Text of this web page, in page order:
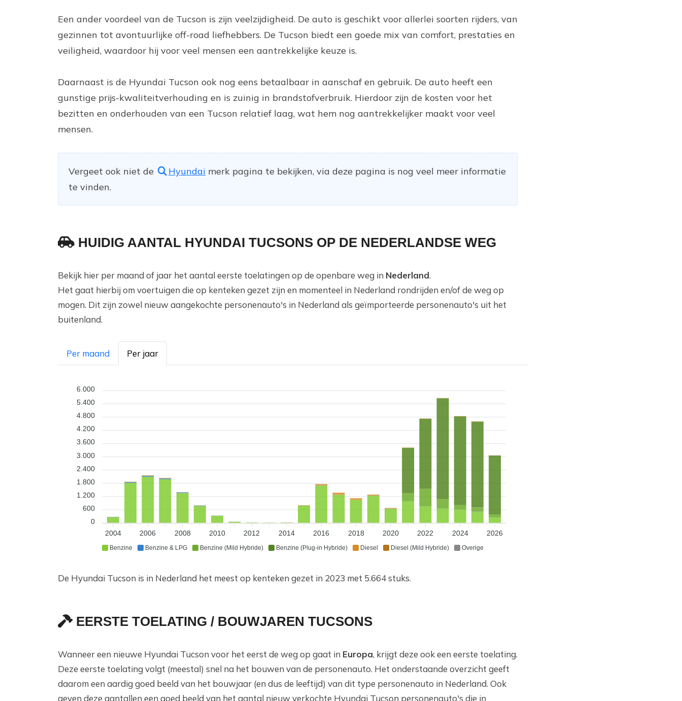
Een ander voordeel van de Tucson is zijn veelzijdigheid. De auto is geschikt voor allerlei soorten rijders, van
gezinnen tot avontuurlijke off-road liefhebbers. De Tucson biedt een goede mix van comfort, prestaties en
veiligheid, waardoor hij voor veel mensen een aantrekkelijke keuze is.
Daarnaast is de Hyundai Tucson ook nog eens betaalbaar in aanschaf en gebruik. De auto heeft een
gunstige prijs-kwaliteitverhouding en is zuinig in brandstofverbruik. Hierdoor zijn de kosten voor het
bezitten en onderhouden van een Tucson relatief laag, wat hem nog aantrekkelijker maakt voor veel
mensen.
Vergeet ook niet de Hyundai merk pagina te bekijken, via deze pagina is nog veel meer informatie
te vinden.
HUIDIG AANTAL HYUNDAI TUCSONS OP DE NEDERLANDSE WEG
Bekijk hier per maand of jaar het aantal eerste toelatingen op de openbare weg in Nederland.
Het gaat hierbij om voertuigen die op kenteken gezet zijn en momenteel in Nederland rondrijden en/of de weg op
mogen. Dit zijn zowel nieuw aangekochte personenauto's in Nederland als geïmporteerde personenauto's uit het
buitenland.
Per maand Per jaar
Benzine Benzine & LPG Benzine (Mild Hybride) Benzine (Plug-in Hybride) Diesel Diesel (Mild Hybride) Overige
6.000
5.400
4.800
4.200
3.600
3.000
2.400
1.800
1.200
600
0
2004
2006 2008 2010 2012 2014 2016 2018 2020 2022 2024 2026
De Hyundai Tucson is in Nederland het meest op kenteken gezet in 2023 met 5.664 stuks.
EERSTE TOELATING / BOUWJAREN TUCSONS
Wanneer een nieuwe Hyundai Tucson voor het eerst de weg op gaat in Europa, krijgt deze ook een eerste toelating.
Deze eerste toelating volgt (meestal) snel na het bouwen van de personenauto. Het onderstaande overzicht geeft
daarom een aardig goed beeld van het bouwjaar (en dus de leeftijd) van dit type personenauto in Nederland. Ook
geven deze aantallen een goed beeld van het aantal nieuw verkochte Hyundai Tucson personenauto's die in